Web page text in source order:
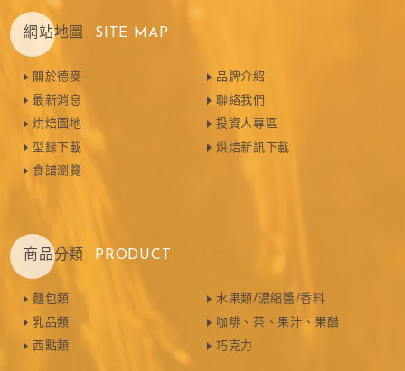
網站地圖 SITE MAP
關於德麥
最新消息
烘焙園地
型錄下載
食譜瀏覽
品牌介紹
聯絡我們
投資人專區
烘焙新訊下載
商品分類 PRODUCT
麵包類
乳品類
西點類
水果類/濃縮醬/香料
咖啡、茶、果汁、果醋
巧克力